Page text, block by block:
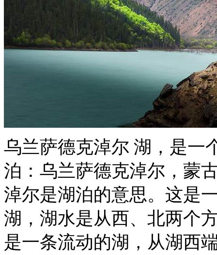
乌兰萨德克淖尔 湖，是一
泊：乌兰萨德克淖尔，蒙
淖尔是湖泊的意思。这是
湖，湖水是从西、北两个
是一条流动的湖，从湖西